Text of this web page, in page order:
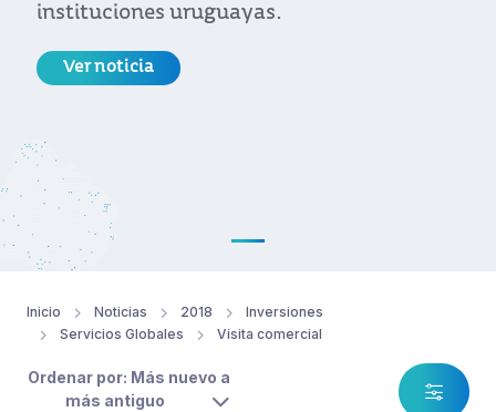
instituciones uruguayas.
Ver noticia
Inicio Noticias 2018
Inversiones
Servicios Globales
Visita comercial
Ordenar por: Más nuevo a
más antiguo